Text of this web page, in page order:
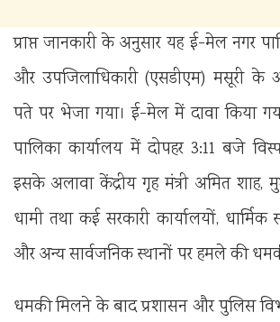
प्राप्त जानकारी के अनुसार यह ई-मेल नगर
और उपजिलाधिकारी (एसडीएम) मसूरी
पते पर भेजा गया। ई-मेल में दावा किया
पालिका कार्यालय में दोपहर 3:11 बजे
इसके अलावा केंद्रीय गृह मंत्री अमित शाह,
धामी तथा कई सरकारी कार्यालयों,
और अन्य सार्वजनिक स्थानों पर हमले की
धमकी मिलने के बाद प्रशासन और पुलिस